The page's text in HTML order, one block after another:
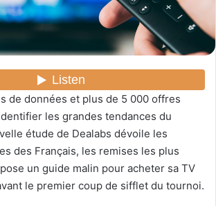
u
r
i
l
de données et plus de 5 000 offres
les grandes tendances du
étude de Dealabs dévoile les
des Français, les remises les plus
un guide malin pour acheter sa TV
le premier coup de sifflet du tournoi.